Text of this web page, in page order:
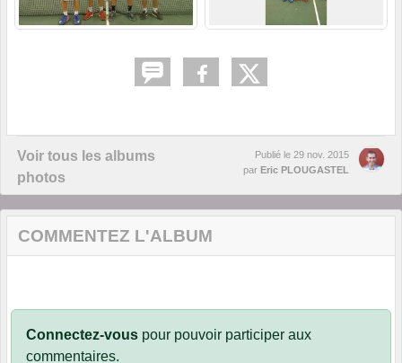
Voir tous les albums
photos
Publié le 29 nov. 2015
par Eric PLOUGASTEL
COMMENTEZ L'ALBUM
Connectez-vous pour pouvoir participer aux
commentaires.